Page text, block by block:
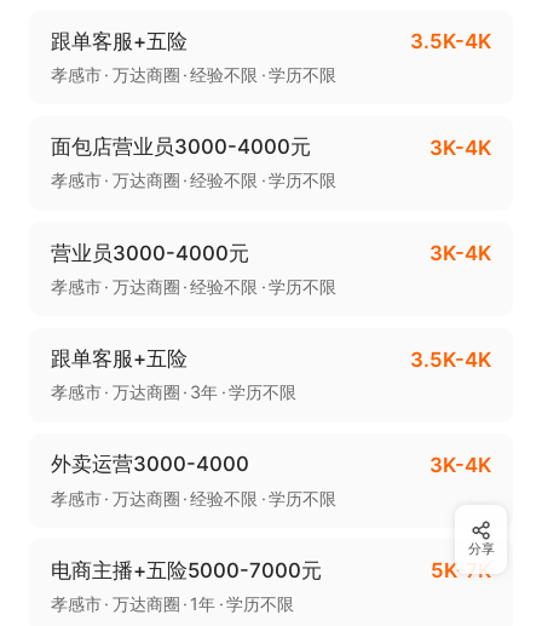
跟单客服+五险 3.5K-4K
孝感市 万达商圈 经验不限 学历不限
面包店营业员3000-4000元 3K-4K
孝感市 万达商圈 经验不限 学历不限
营业员3000-4000元 3K-4K
孝感市 万达商圈 经验不限 学历不限
跟单客服+五险 3.5K-4K
孝感市 万达商圈 3年 学历不限
外卖运营3000-4000 3K-4K
孝感市 万达商圈 经验不限 学历不限
电商主播+五险5000-7000元 5K-7K
孝感市 万达商圈 1年 学历不限
分享